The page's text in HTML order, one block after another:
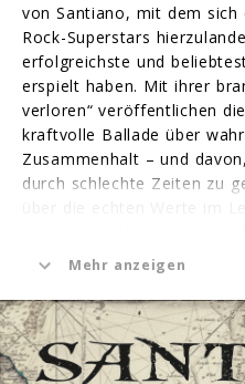
von Santiano, mit dem sich
Rock-Superstars
erfolgreichste und
erspielt haben. Mit ihrer
verloren“ veröffentlichen
kraftvolle Ballade über
Zusammenhalt – und
durch schlechte Zeiten zu
Albums „Doggerland – SOS
Sie stehen bedingungslos
See oder an Land. Eine
einem außergewöhnlichen
Mehr anzeigen